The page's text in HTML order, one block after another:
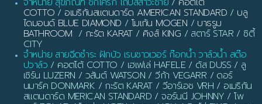
COTTO / อเมริกันสแตนดาร์ด AMERICAN STANDARD / บลู
ไดมอนด์ BLUE DIAMOND / โมเก้น MOGEN / บาธรูม
BATHROOM / กะรัต KARAT/ คิงส์ KING / สตาร์ STAR / ซิตี้
CITY
จำหน่าย สายฉีดชำระ ฝักบัว เรนชาวเวอร์ ก๊อกน้ำ วาล์วน้ำ สต๊อ
ปวาล์ว / คอตโต้ COTTO / เฮเฟเล่ HAFELE / ดัส DUSS / ลู
เซิร์น LUZERN / วสันต์ WATSON / วีก้า VEGARR / ดอร์
นมาร์ค DONMARK / กะรัต KARAT / วีอาร์เอช VRH / อเมริกัน
สแตนดาร์ด MERICAN STANDARD / จอร์นนี JOHNNY / โพ